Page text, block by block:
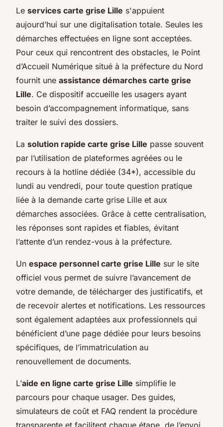
Le services carte grise Lille s'appuient
aujourd’hui sur une digitalisation totale. Seules les
démarches effectuées en ligne sont acceptées.
Pour ceux qui rencontrent des obstacles, le Point
d’Accueil Numérique situé à la préfecture du Nord
fournit une assistance démarches carte grise
Lille. Ce dispositif accueille les usagers ayant
besoin d’accompagnement informatique, sans
traiter le suivi des dossiers.
La solution rapide carte grise Lille passe souvent
par l’utilisation de plateformes agréées ou le
recours à la hotline dédiée (34*), accessible du
lundi au vendredi, pour toute question pratique
liée à la demande carte grise Lille et aux
démarches associées. Grâce à cette centralisation,
les réponses sont rapides et fiables, évitant
l’attente d’un rendez-vous à la préfecture.
Un espace personnel carte grise Lille sur le site
officiel vous permet de suivre l’avancement de
votre demande, de télécharger des justificatifs, et
de recevoir alertes et notifications. Les ressources
sont également adaptées aux professionnels qui
bénéficient d’une page dédiée pour leurs besoins
spécifiques, de l’immatriculation au
renouvellement de documents.
L’aide en ligne carte grise Lille simplifie le
parcours pour chaque usager. Des guides,
simulateurs de coût et FAQ rendent la procédure
transparente et facilitent chaque étape, de l’envoi